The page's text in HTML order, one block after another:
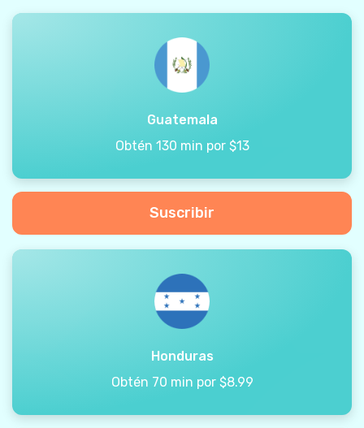
Guatemala
Obtén 130 min por $13
Suscribir
Honduras
Obtén 70 min por $8.99